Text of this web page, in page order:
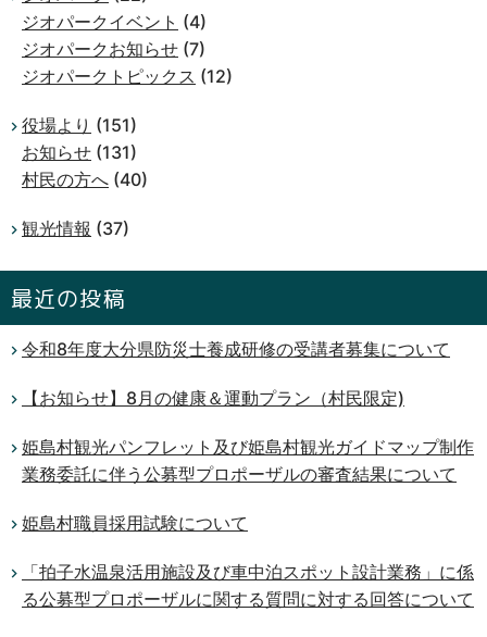
ジオパークイベント (4)
ジオパークお知らせ (7)
ジオパークトピックス (12)
役場より (151)
お知らせ (131)
村民の方へ (40)
観光情報 (37)
最近の投稿
令和8年度大分県防災士養成研修の受講者募集について
【お知らせ】8月の健康＆運動プラン（村民限定)
姫島村観光パンフレット及び姫島村観光ガイドマップ制作
業務委託に伴う公募型プロポーザルの審査結果について
姫島村職員採用試験について
「拍子水温泉活用施設及び車中泊スポット設計業務」に係
る公募型プロポーザルに関する質問に対する回答について